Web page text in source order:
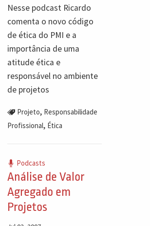
Nesse podcast Ricardo
comenta o novo código
de ética do PMI e a
importância de uma
atitude ética e
responsável no ambiente
de projetos
Projeto, Responsabilidade
Profissional, Ética
Podcasts
Análise de Valor
Agregado em
Projetos